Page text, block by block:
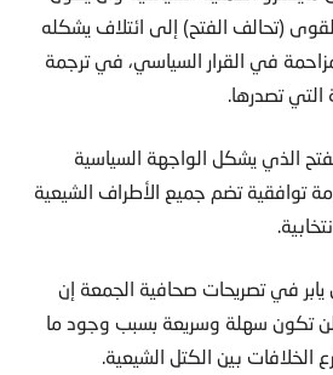
(تحالف الفتح) إلى ائتلاف يشكله
في القرار السياسي، في ترجمة
التي تصدرها.
الذي يشكل الواجهة السياسية
توافقية تضم جميع الأطراف الشيعية
يابر في تصريحات صحافية الجمعة إن
لن تكون سهلة وسريعة بسبب وجود ما
بين الكتل الشيعية.